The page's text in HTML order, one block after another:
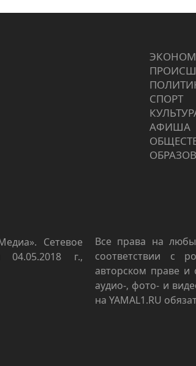
СПОРТ
АФИША
Сетевое
04.05.2018 г.,
Все права на
соответствии с
авторском праве и
аудио-, фото- и
на YAMAL1.RU